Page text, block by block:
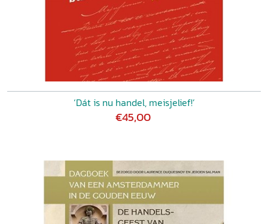
‘Dát is nu handel, meisjelief!’
€45,00